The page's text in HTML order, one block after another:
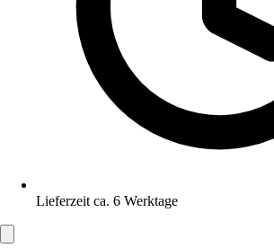
Lieferzeit ca. 6 Werktage